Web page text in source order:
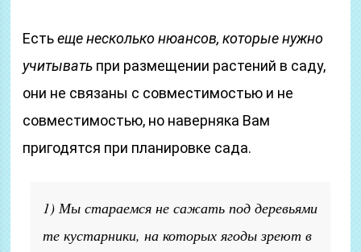
Естьеще несколько нюансов, которые нужно
учитывать при размещении растений в саду,
они не связаны с совместимостью и не
совместимостью, но наверняка Вам
пригодятся при планировке сада.
1) Мы стараемся не сажать под деревьями
те кустарники, на которых ягоды зреют в